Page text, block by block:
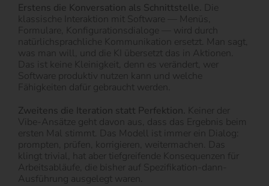
Erstens die Konversation als Schnittstelle. Die
klassische Interaktion mit Software — Menüs,
Formulare, Konfigurationsdialoge — wird durch
natürlichsprachliche Kommunikation ersetzt. Man sagt,
was man will, und die KI übersetzt das in Aktionen.
Das ist keine Kleinigkeit, denn es verändert, wer
Software produktiv nutzen kann und welche
Fähigkeiten dafür gebraucht werden.
Zweitens die Iteration statt Perfektion. Keiner der
Vibe-Ansätze geht davon aus, dass das Ergebnis beim
ersten Mal stimmt. Das Modell ist immer ein Dialog:
prompten, prüfen, korrigieren, weitermachen. Das
klingt trivial, hat aber tiefgreifende Konsequenzen für
Arbeitsabläufe, die bisher auf Spezifikation-dann-
Ausführung ausgelegt waren.